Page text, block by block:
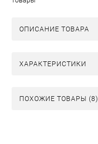
ОПИСАНИЕ ТОВАРА
ХАРАКТЕРИСТИКИ
ПОХОЖИЕ ТОВАРЫ (8)